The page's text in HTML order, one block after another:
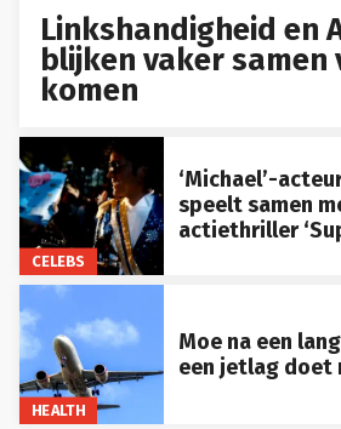
Linkshandigheid en
blijken vaker samen
komen
CELEBS
‘Michael’-
speelt samen
actiethriller
HEALTH
Moe na een
een jetlag doet